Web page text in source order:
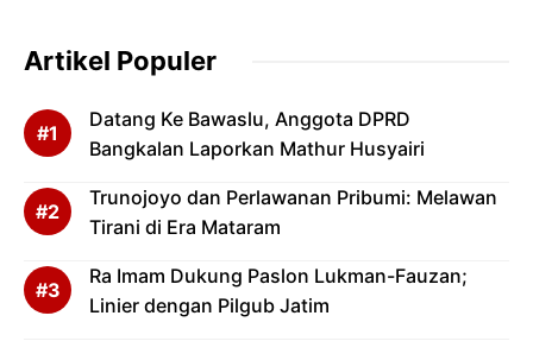
Artikel Populer
Datang Ke Bawaslu, Anggota DPRD
Bangkalan Laporkan Mathur Husyairi
Trunojoyo dan Perlawanan Pribumi: Melawan
Tirani di Era Mataram
Ra Imam Dukung Paslon Lukman-Fauzan;
Linier dengan Pilgub Jatim